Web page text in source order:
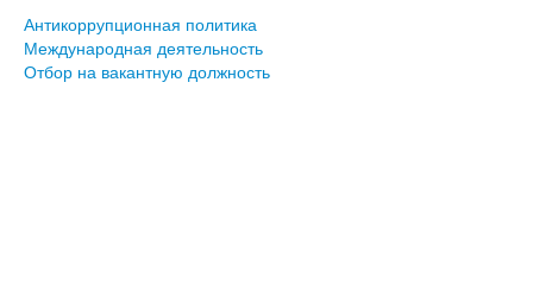
Антикоррупционная политика
Международная деятельность
Отбор на вакантную должность